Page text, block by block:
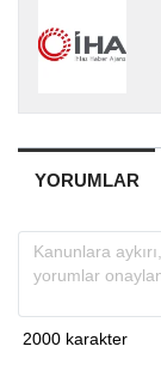
YORUMLAR